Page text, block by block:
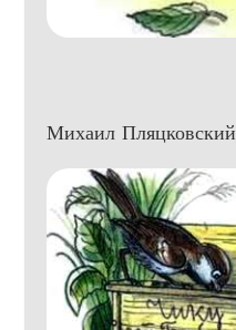
Михаил Пляцковский